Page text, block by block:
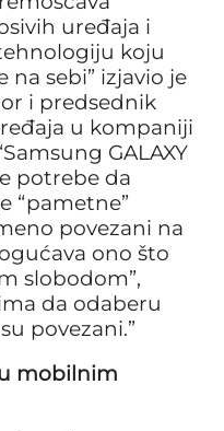
uređaja i
koju
na sebi” izjavio je
i predsednik
u kompaniji
GALAXY
potrebe da
“pametne”
povezani na
ono što
slobodom”,
da odaberu
povezani.”
mobilnim